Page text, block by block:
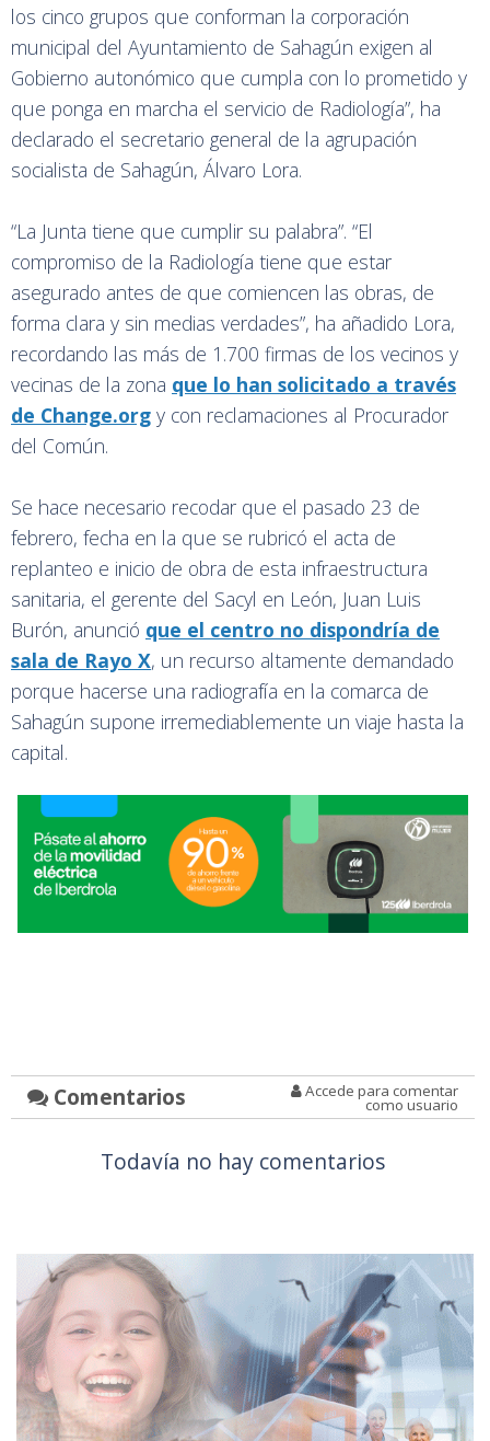
los cinco grupos que conforman la corporación
municipal del Ayuntamiento de Sahagún exigen al
Gobierno autonómico que cumpla con lo prometido y
que ponga en marcha el servicio de Radiología”, ha
declarado el secretario general de la agrupación
socialista de Sahagún, Álvaro Lora.
“La Junta tiene que cumplir su palabra”. “El
compromiso de la Radiología tiene que estar
asegurado antes de que comiencen las obras, de
forma clara y sin medias verdades”, ha añadido Lora,
recordando las más de 1.700 firmas de los vecinos y
vecinas de la zona que lo han solicitado a través
de Change.org y con reclamaciones al Procurador
del Común.
Se hace necesario recodar que el pasado 23 de
febrero, fecha en la que se rubricó el acta de
replanteo e inicio de obra de esta infraestructura
sanitaria, el gerente del Sacyl en León, Juan Luis
Burón, anunció que el centro no dispondría de
sala de Rayo X, un recurso altamente demandado
porque hacerse una radiografía en la comarca de
Sahagún supone irremediablemente un viaje hasta la
capital.
Comentarios Accede para comentar
como usuario
Todavía no hay comentarios